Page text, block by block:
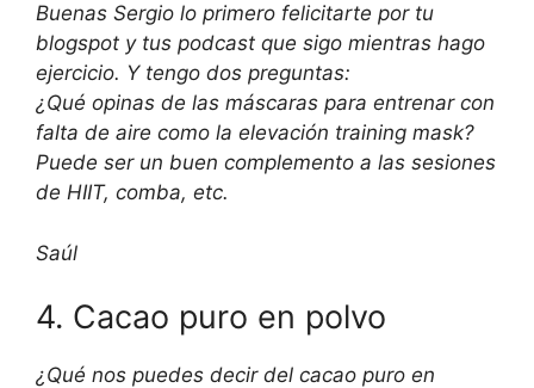
Buenas Sergio lo primero felicitarte por tu
blogspot y tus podcast que sigo mientras hago
ejercicio. Y tengo dos preguntas:
¿Qué opinas de las máscaras para entrenar con
falta de aire como la elevación training mask?
Puede ser un buen complemento a las sesiones
de HIIT, comba, etc.
Saúl
4. Cacao puro en polvo
¿Qué nos puedes decir del cacao puro en